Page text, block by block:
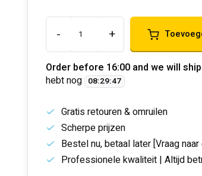
- +
Order before 16:00 and we will
hebt nog 08:29:47
Gratis retouren & omruilen
Scherpe prijzen
Bestel nu, betaal later [Vraag
Professionele kwaliteit | Altijd